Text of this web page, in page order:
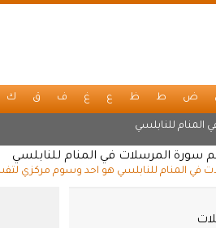
ض ط ظ ع غ ف ق ك
للنابلسي
المرسلات في المنام للنابلسي
المنام للنابلسي هو احد وسوم مركزي